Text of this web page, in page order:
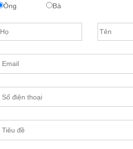
Ông Bà